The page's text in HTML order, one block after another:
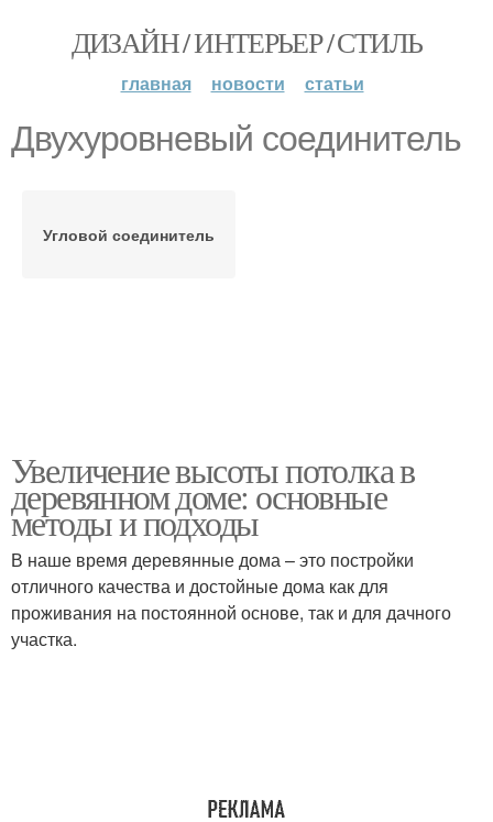
ДИЗАЙН / ИНТЕРЬЕР / СТИЛЬ
главная новости статьи
Двухуровневый соединитель
Угловой соединитель
Увеличение высоты потолка в
деревянном доме: основные
методы и подходы
В наше время деревянные дома – это постройки
отличного качества и достойные дома как для
проживания на постоянной основе, так и для дачного
участка.